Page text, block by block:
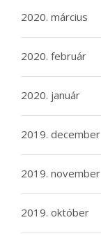
2020. március
2020. február
2020. január
2019. december
2019. november
2019. október